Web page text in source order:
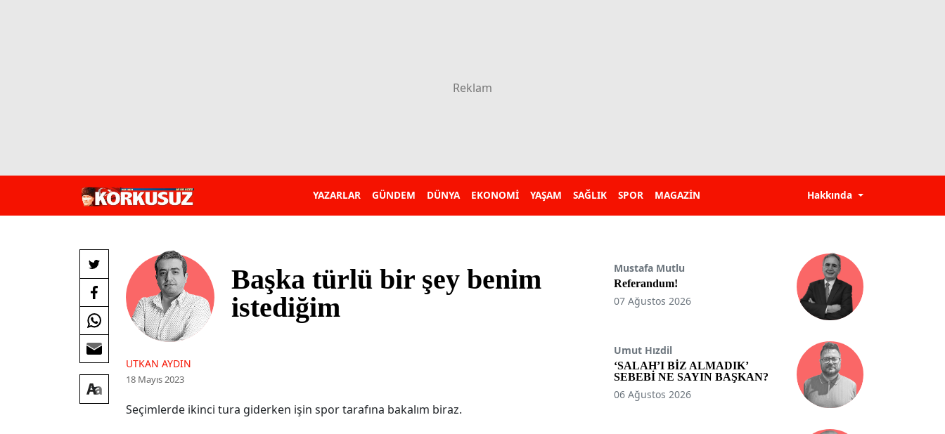
YAZARLAR GÜNDEM DÜNYA EKONOMİ YAŞAM SAĞLIK SPOR MAGAZİN Hakkında
Başka türlü bir şey benim
istediğim
UTKAN AYDIN
18 Mayıs 2023
Seçimlerde ikinci tura giderken işin spor tarafına bakalım biraz.
Mustafa Mutlu
Referandum!
07 Ağustos 2026
Umut Hızdil
‘SALAH’I BİZ ALMADIK’
SEBEBİ NE SAYIN BAŞKAN?
06 Ağustos 2026